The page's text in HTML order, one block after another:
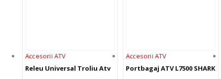
Accesorii ATV
Releu Universal Troliu Atv
Accesorii ATV
Portbagaj ATV L7500 SHARK